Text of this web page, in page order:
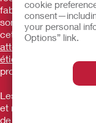
cookie
your personal
Options” link.
fabriqués par
sont des produits de
cette
attentivement les
étiquetages.
professionnel
Les informations
et ne visent pas à
de tout autre